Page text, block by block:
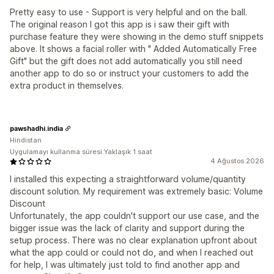
Pretty easy to use - Support is very helpful and on the ball.
The original reason I got this app is i saw their gift with
purchase feature they were showing in the demo stuff snippets
above. It shows a facial roller with " Added Automatically Free
Gift" but the gift does not add automatically you still need
another app to do so or instruct your customers to add the
extra product in themselves.
4 Ağustos 2026
I installed this expecting a straightforward volume/quantity
discount solution. My requirement was extremely basic: Volume
Discount
Unfortunately, the app couldn't support our use case, and the
bigger issue was the lack of clarity and support during the
setup process. There was no clear explanation upfront about
what the app could or could not do, and when I reached out
for help, I was ultimately just told to find another app and
pawshadhi.india
Hindistan
Uygulamayı kullanma süresi:Yaklaşık 1 saat